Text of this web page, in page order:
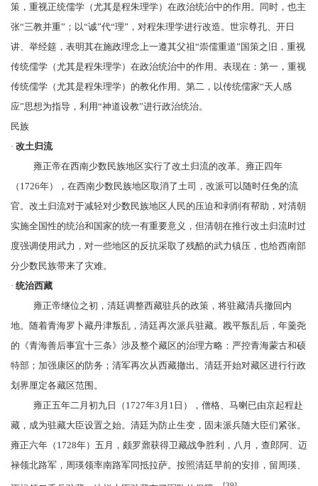
策，重视正统儒学（尤其是程朱理学）在政治统治中的作用。同时，也主
张“三教并重”；以“诚”代“理”，对程朱理学进行改造。世宗尊孔、开日
讲、举经筵，表明其在施政理念上一遵其父祖“崇儒重道”国策之旧，重视
传统儒学（尤其是程朱理学）在政治统治中的作用。表现在：第一，重视
传统儒学（尤其是程朱理学）的教化作用。第二，以传统儒家“天人感
应”思想为指导，利用“神道设教”进行政治统治。
民族
· 改土归流
雍正帝在西南少数民族地区实行了改土归流的改革。雍正四年
（1726年），在西南少数民族地区取消了土司，改派可以随时任免的流
官 。改土归流对于减轻对少数民族地区人民的压迫和剥削有帮助，对清朝
实施全国性的统治和国家的统一有重要意义，但清朝在推行改土归流时过
度强调使用武力，对一些地区的反抗采取了残酷的武力镇压，也给西南部
分少数民族带来了灾难。
· 统治西藏
雍正帝继位之初，清廷调整西藏驻兵的政策，将驻藏清兵撤回内
地。随着青海罗卜藏丹津叛乱 ，清廷再次派兵驻藏。戡平叛乱后， 年羹尧
的《青海善后事宜十三条》涉及整个藏区的治理方略：严控青海蒙古和硕
特部 ；加强康区的防务；清军再次从西藏撤出。清廷开始对藏区进行行政
划界厘定各藏区范围。
雍正五年二月初九日（1727年3月1日），僧格、马喇已由京起程赴
藏，成为驻藏大臣设置之始。清廷为防止生变，固未派兵随大臣们紧张。
雍正六年（1728年）五月， 颇罗鼐获得卫藏战争胜利，八月，查郎阿、迈
禄领北路军，周瑛领率南路军同抵拉萨。按照清廷早前的安排，留周瑛、